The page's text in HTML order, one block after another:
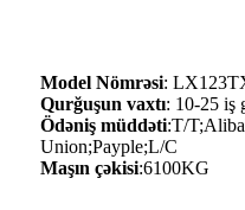
Model Nömrəsi:
Qurğuşun vaxtı: 10-25 iş
Ödəniş müddəti:T/
Union;Payple;L/C
Maşın çəkisi:6100KG